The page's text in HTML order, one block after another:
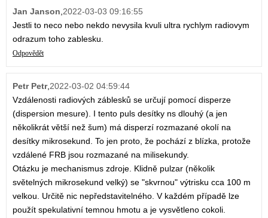
Jan Janson,2022-03-03 09:16:55
Jestli to neco nebo nekdo nevysila kvuli ultra rychlym radiovym
odrazum toho zablesku.
Odpovědět
Petr Petr,2022-03-02 04:59:44
Vzdálenosti radiových záblesků se určují pomocí disperze
(dispersion mesure). I tento puls desítky ns dlouhý (a jen
několikrát větší než šum) má disperzí rozmazané okolí na
desítky mikrosekund. To jen proto, že pochází z blízka, protože
vzdálené FRB jsou rozmazané na milisekundy.
Otázku je mechanismus zdroje. Klidně pulzar (několik
světelných mikrosekund velký) se "skvrnou" výtrisku cca 100 m
velkou. Určitě nic nepředstavitelného. V každém případě lze
použít spekulativní temnou hmotu a je vysvětleno cokoli.